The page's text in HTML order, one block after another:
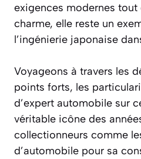
exigences modernes tout
charme, elle reste un
l’ingénierie japonaise
Voyageons à travers les
points forts, les
d’expert automobile sur
véritable icône des
collectionneurs comme
d’automobile pour sa